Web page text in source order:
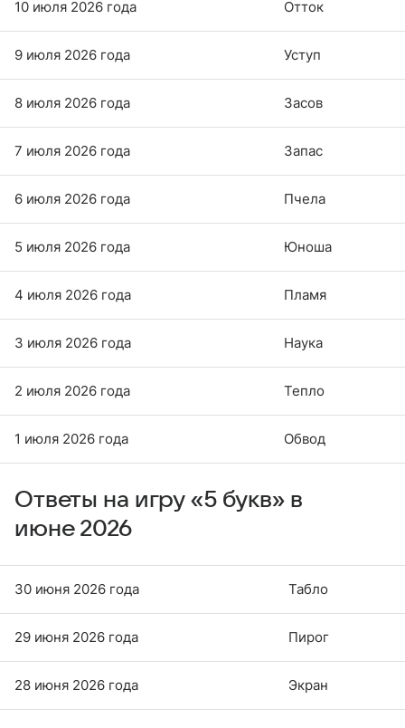
10 июля 2026 года Отток
9 июля 2026 года Уступ
8 июля 2026 года Засов
7 июля 2026 года Запас
6 июля 2026 года Пчела
5 июля 2026 года Юноша
4 июля 2026 года Пламя
3 июля 2026 года Наука
2 июля 2026 года Тепло
1 июля 2026 года Обвод
Ответы на игру «5 букв» в
июне 2026
30 июня 2026 года Табло
29 июня 2026 года Пирог
28 июня 2026 года Экран